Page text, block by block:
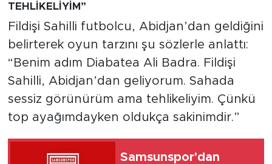
TEHLİKELİYİM”
Fildişi Sahilli futbolcu, Abidjan’dan geldiğini
belirterek oyun tarzını şu sözlerle anlattı:
“Benim adım Diabatea Ali Badra. Fildişi
Sahilli, Abidjan’dan geliyorum. Sahada
sessiz görünürüm ama tehlikeliyim. Çünkü
top ayağımdayken oldukça sakinimdir.”
Samsunspor'dan